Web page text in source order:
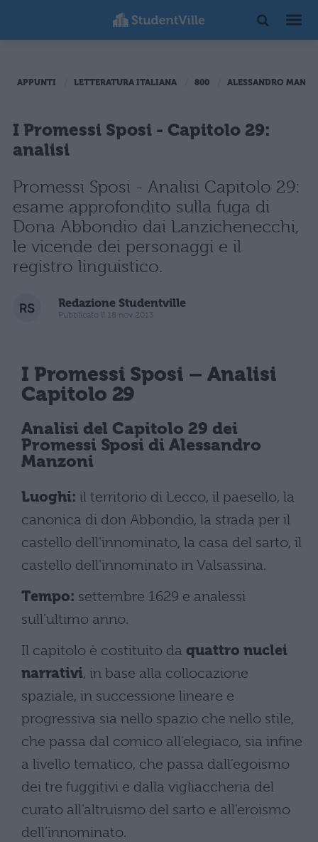
APPUNTI LETTERATURA ITALIANA 800 ALESSANDRO
I Promessi Sposi - Capitolo 29:
analisi
Promessi Sposi - Analisi Capitolo 29:
esame approfondito sulla fuga di
Dona Abbondio dai Lanzichenecchi,
le vicende dei personaggi e il
registro linguistico.
Redazione Studentville
Pubblicato il 18 nov 2013
I Promessi Sposi – Analisi
Capitolo 29
Analisi delCapitolo 29 dei
Promessi Sposi di Alessandro
Manzoni
Luoghi: il territorio di Lecco, il paesello, la
canonica di don Abbondio, la strada per il
castello dell’innominato, la casa del sarto, il
castello dell’innominato in Valsassina.
Tempo: settembre 1629 e analessi
sull’ultimo anno.
Il capitolo è costituito da quattro nuclei
narrativi, in base alla collocazione
spaziale, in successione lineare e
progressiva sia nello spazio che nello stile,
che passa dal comico all’elegiaco, sia infine
a livello tematico, che passa dall’egoismo
dei tre fuggitivi e dalla vigliaccheria del
curato all’altruismo del sarto e all’eroismo
dell’innominato.